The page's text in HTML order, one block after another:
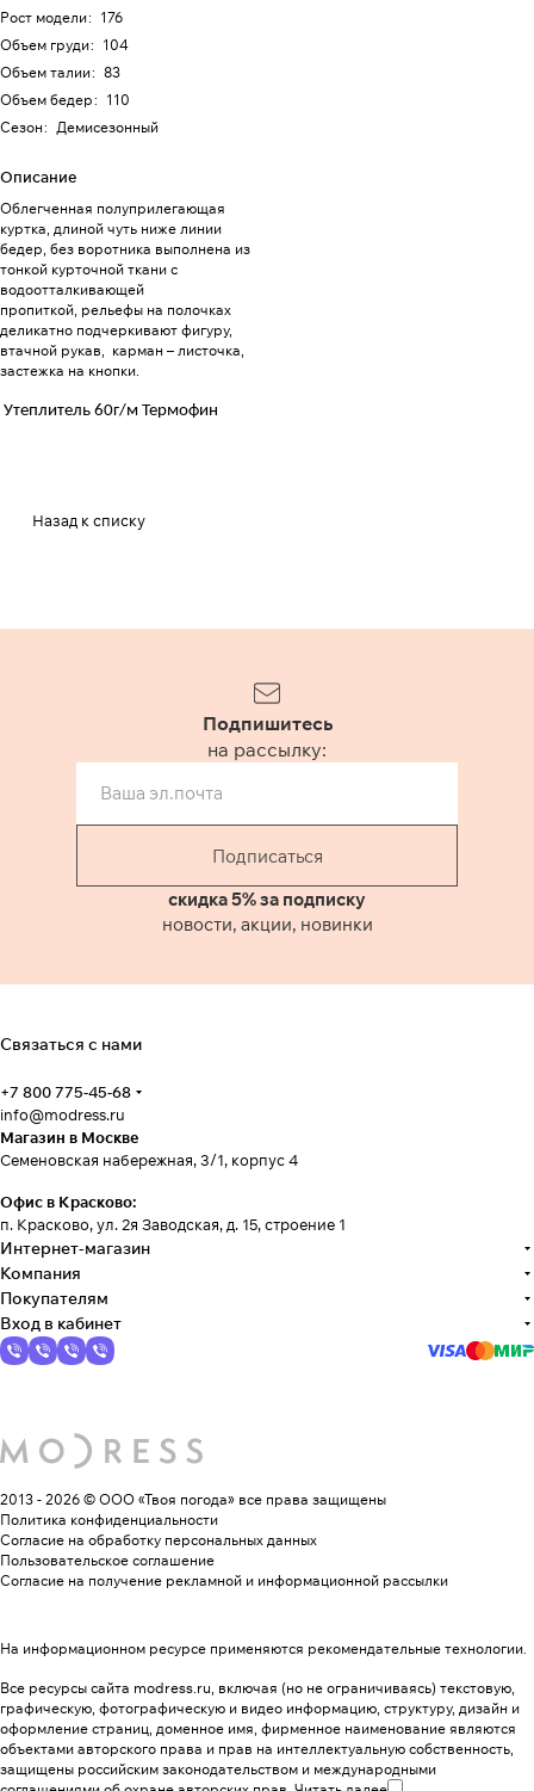
Рост модели: 176
Объем груди: 104
Объем талии: 83
Объем бедер: 110
Сезон: Демисезонный
Описание
Облегченная полуприлегающая
куртка, длиной чуть ниже линии
бедер, без воротника выполнена из
тонкой курточной ткани с
водоотталкивающей
пропиткой, рельефы на полочках
деликатно подчеркивают фигуру,
втачной рукав, карман – листочка,
застежка на кнопки.
Утеплитель 60г/м Термофин
Назад к списку
Подпишитесь
на рассылку:
Подписаться
скидка 5% за подписку
новости, акции, новинки
Связаться с нами
+7 800 775-45-68
info@modress.ru
Магазин в Москве
Семеновская набережная, 3/1, корпус 4
Офис в Красково:
п. Красково, ул. 2я Заводская, д. 15, строение 1
Интернет-магазин
Компания
Покупателям
Вход в кабинет
2013 - 2026 © ООО «Твоя погода» все права защищены
Политика конфиденциальности
Согласие на обработку персональных данных
Пользовательское соглашение
Согласие на получение рекламной и информационной рассылки
На информационном ресурсе применяются рекомендательные технологии.
Все ресурсы сайта modress.ru, включая (но не ограничиваясь) текстовую,
графическую, фотографическую и видео информацию, структуру, дизайн и
оформление страниц, доменное имя, фирменное наименование являются
объектами авторского права и прав на интеллектуальную собственность,
защищены российским законодательством и международными